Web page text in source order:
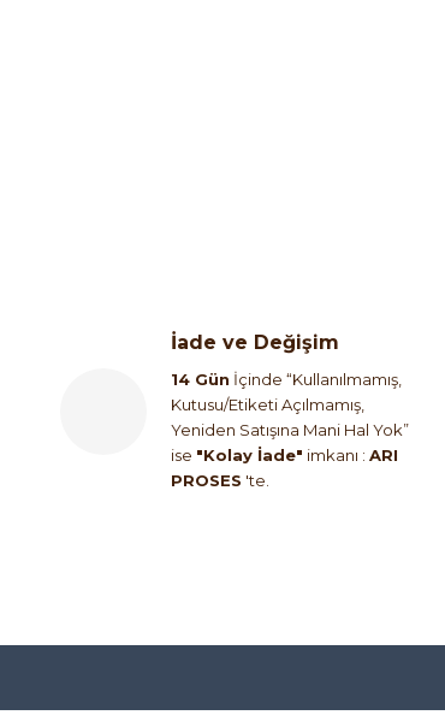
İade ve Değişim
14 Gün İçinde “Kullanılmamış,
Kutusu/Etiketi Açılmamış,
Yeniden Satışına Mani Hal Yok”
ise "Kolay İade" imkanı : ARI
PROSES 'te.